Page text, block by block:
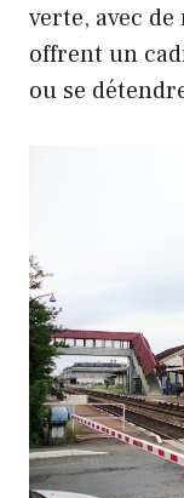
verte, avec
offrent un
ou se